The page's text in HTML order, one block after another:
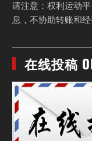
请注意：权利运动
息，不协助转账和
在线投稿